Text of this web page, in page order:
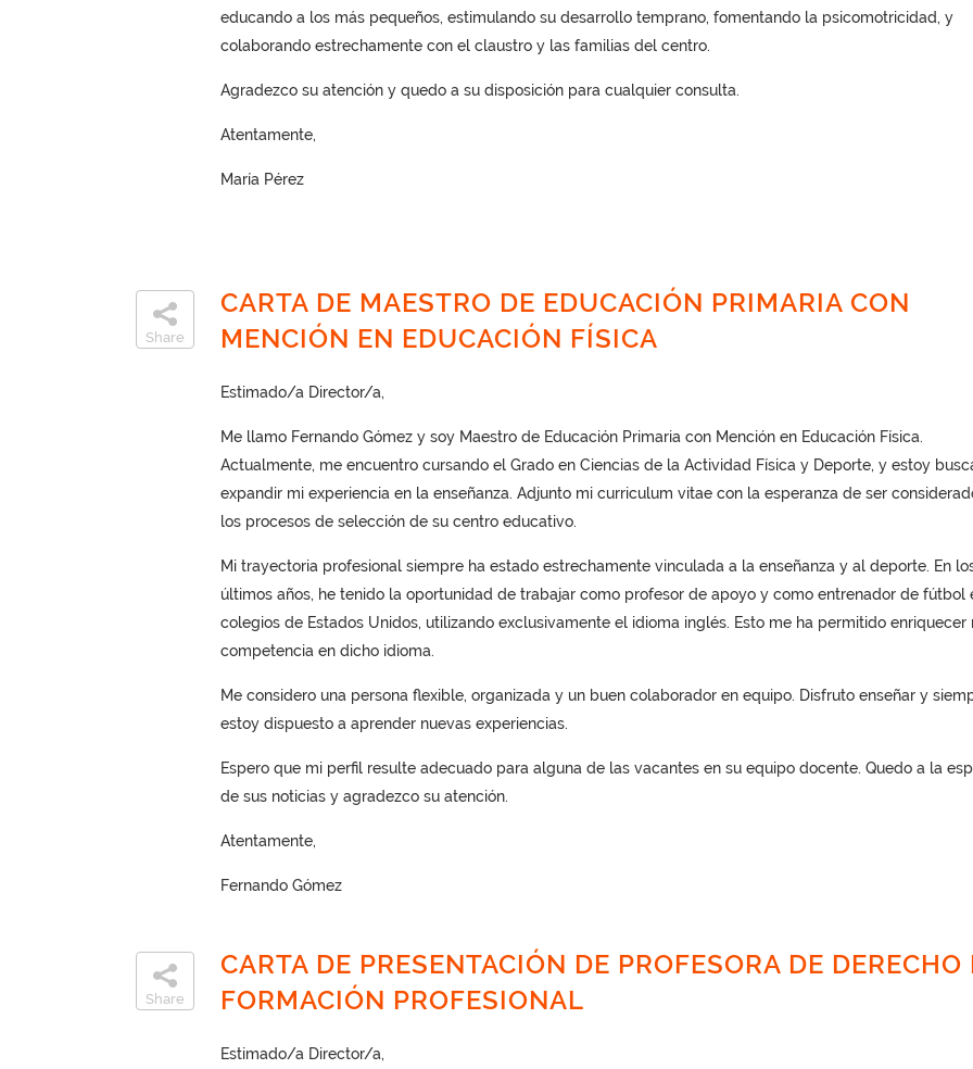
educando a los más pequeños, estimulando su desarrollo temprano, fomentando la psicomotricidad, y
colaborando estrechamente con el claustro y las familias del centro.
Agradezco su atención y quedo a su disposición para cualquier consulta.
Atentamente,
María Pérez
Share
CARTA DE MAESTRO DE EDUCACIÓN PRIMARIA CON
MENCIÓN EN EDUCACIÓN FÍSICA
Estimado/a Director/a,
Me llamo Fernando Gómez y soy Maestro de Educación Primaria con Mención en Educación Física.
Actualmente, me encuentro cursando el Grado en Ciencias de la Actividad Física y Deporte, y estoy
expandir mi experiencia en la enseñanza. Adjunto mi curriculum vitae con la esperanza de ser
los procesos de selección de su centro educativo.
Mi trayectoria profesional siempre ha estado estrechamente vinculada a la enseñanza y al deporte. En
últimos años, he tenido la oportunidad de trabajar como profesor de apoyo y como entrenador de fútbol
colegios de Estados Unidos, utilizando exclusivamente el idioma inglés. Esto me ha permitido enriquecer
competencia en dicho idioma.
Me considero una persona flexible, organizada y un buen colaborador en equipo. Disfruto enseñar y
estoy dispuesto a aprender nuevas experiencias.
Espero que mi perfil resulte adecuado para alguna de las vacantes en su equipo docente. Quedo a la
de sus noticias y agradezco su atención.
Atentamente,
Fernando Gómez
Share
CARTA DE PRESENTACIÓN DE PROFESORA DE DERECHO
FORMACIÓN PROFESIONAL
Estimado/a Director/a,